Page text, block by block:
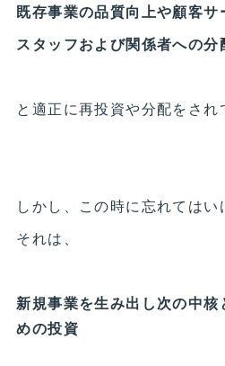
既存事業の品質向上や顧客
スタッフおよび関係者への分
と適正に再投資や分配をされ
しかし、この時に忘れてはい
それは、
新規事業を生み出し次の中
めの投資